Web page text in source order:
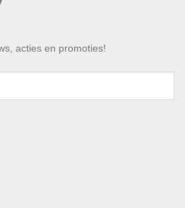
acties en promoties!